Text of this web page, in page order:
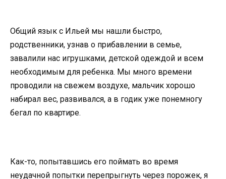
Общий язык с Ильей мы нашли быстро,
родственники, узнав о прибавлении в семье,
завалили нас игрушками, детской одеждой и всем
необходимым для ребенка. Мы много времени
проводили на свежем воздухе, мальчик хорошо
набирал вес, развивался, а в годик уже понемногу
бегал по квартире.
Как-то, попытавшись его поймать во время
неудачной попытки перепрыгнуть через порожек, я